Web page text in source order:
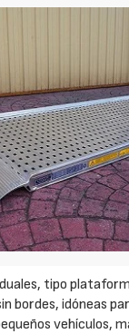
tipo
bordes, idóneas
vehículos,